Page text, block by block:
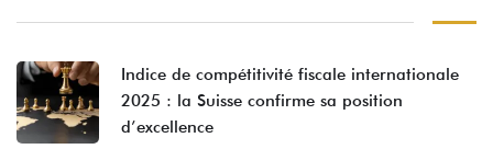
Indice de compétitivité fiscale internationale
2025 : la Suisse confirme sa position
d’excellence